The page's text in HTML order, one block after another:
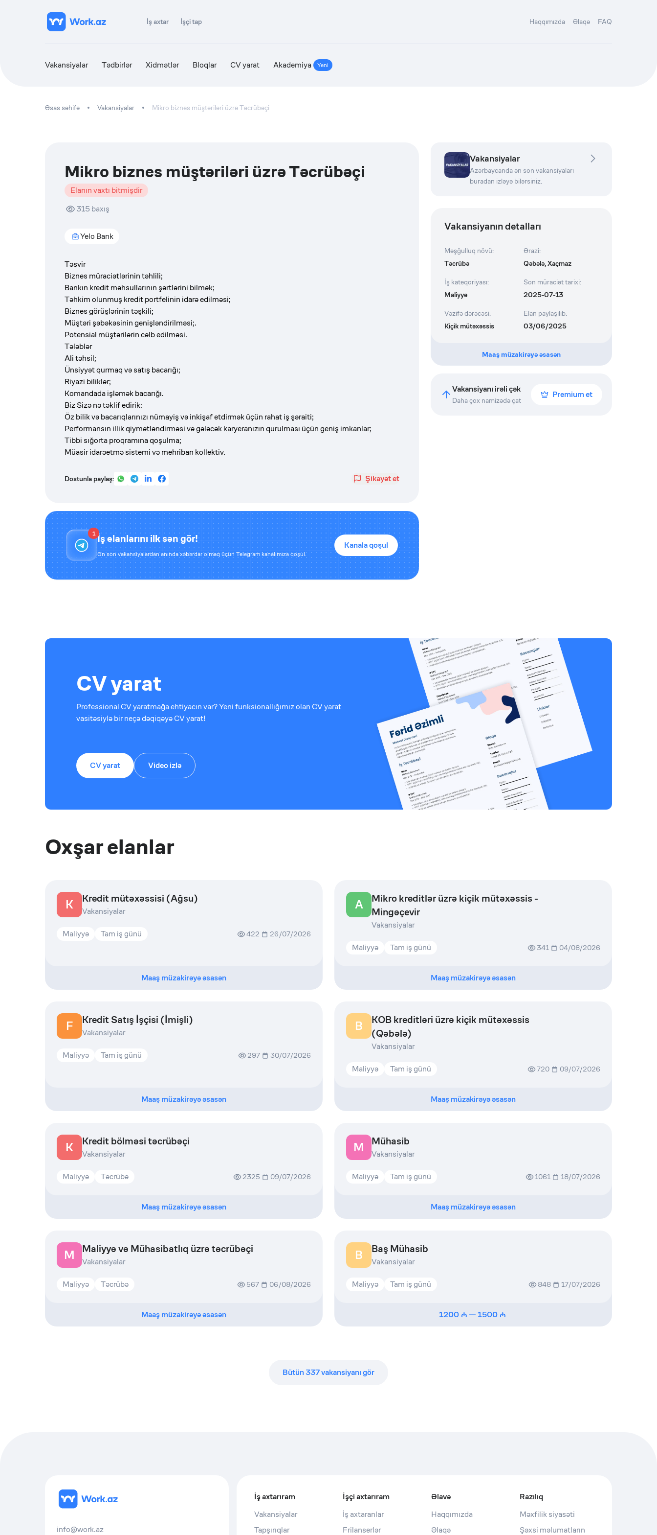
İş axtar İşçi tap Haqqımızda Əlaqə FAQ
Vakansiyalar Tədbirlər Xidmətlər Bloqlar CV yarat Akademiya Yeni
Əsas səhifə Vakansiyalar Mikro biznes müştəriləri üzrə Təcrübəçi
Mikro biznes müştəriləri üzrə Təcrübəçi
Elanın vaxtı bitmişdir
315 baxış
Yelo Bank
Təsvir
Biznes müraciətlərinin təhlili;
Bankın kredit məhsullarının şərtlərini bilmək;
Təhkim olunmuş kredit portfelinin idarə edilməsi;
Biznes görüşlərinin təşkili;
Müştəri şəbəkəsinin genişləndirilməsi;.
Potensial müştərilərin cəlb edilməsi.
Tələblər
Ali təhsil;
Ünsiyyət qurmaq və satış bacarığı;
Riyazi biliklər;
Komandada işləmək bacarığı.
Biz Sizə nə təklif edirik:
Öz bilik və bacarıqlarınızı nümayiş və inkişaf etdirmək üçün rahat iş şəraiti;
Performansın illik qiymətləndirməsi və gələcək karyeranızın qurulması üçün geniş imkanlar;
Tibbi sığorta proqramına qoşulma;
Müasir idarəetmə sistemi və mehriban kollektiv.
Dostunla paylaş: Şikayət et
1 İş elanlarını ilk sən gör!
Ən son vakansiyalardan anında xəbərdar olmaq üçün Telegram kanalımıza qoşul.
Kanala qoşul
Vakansiyalar
Azərbaycanda ən son vakansiyaları
buradan izləyə bilərsiniz.
Vakansiyanın detalları
Məşğulluq növü:
Təcrübə
Ərazi:
Qəbələ, Xaçmaz
İş kateqoriyası:
Maliyyə
Son müraciət tarixi:
2025-07-13
Vəzifə dərəcəsi:
Kiçik mütəxəssis
Elan paylaşılıb:
03/06/2025
Maaş müzakirəyə əsasən
Vakansiyanı irəli çək
Daha çox namizədə çat
Premium et
CV yarat
Professional CV yaratmağa ehtiyacın var? Yeni funksionallığımız olan CV yarat
vasitəsiylə bir neçə dəqiqəyə CV yarat!
CV yarat Video izlə
Oxşar elanlar
K Kredit mütəxəssisi (Ağsu)
Vakansiyalar
Maliyyə Tam iş günü 422 26/07/2026
Maaş müzakirəyə əsasən
A
Mikro kreditlər üzrə kiçik mütəxəssis -
Mingəçevir
Vakansiyalar
Maliyyə Tam iş günü 341 04/08/2026
Maaş müzakirəyə əsasən
F Kredit Satış İşçisi (İmişli)
Vakansiyalar
Maliyyə Tam iş günü 297 30/07/2026
Maaş müzakirəyə əsasən
B
KOB kreditləri üzrə kiçik mütəxəssis
(Qəbələ)
Vakansiyalar
Maliyyə Tam iş günü 720 09/07/2026
Maaş müzakirəyə əsasən
K Kredit bölməsi təcrübəçi
Vakansiyalar
Maliyyə Təcrübə 2325 09/07/2026
Maaş müzakirəyə əsasən
M Mühasib
Vakansiyalar
Maliyyə Tam iş günü 1061 18/07/2026
Maaş müzakirəyə əsasən
M Maliyyə və Mühasibatlıq üzrə təcrübəçi
Vakansiyalar
Maliyyə Təcrübə 567 06/08/2026
Maaş müzakirəyə əsasən
B Baş Mühasib
Vakansiyalar
Maliyyə Tam iş günü 848 17/07/2026
1200 —1500
Bütün337vakansiyanı gör
info@work.az
İş axtarıram
Vakansiyalar
Tapşırıqlar
İşçi axtarıram
İş axtaranlar
Frilanserlər
Əlavə
Haqqımızda
Əlaqə
Razılıq
Məxfilik siyasəti
Şəxsi məlumatların